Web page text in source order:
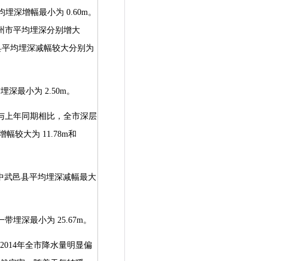
埋深增幅最小为 0.60m。
市平均埋深分别增大
均埋深减幅较大分别为
深最小为 2.50m。
上年同期相比，全市深层
幅较大为 11.78m和
武邑县平均埋深减幅最大
带埋深最小为 25.67m。
2014年全市降水量明显偏